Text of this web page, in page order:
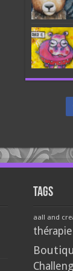
Tags
aall and
thérapie